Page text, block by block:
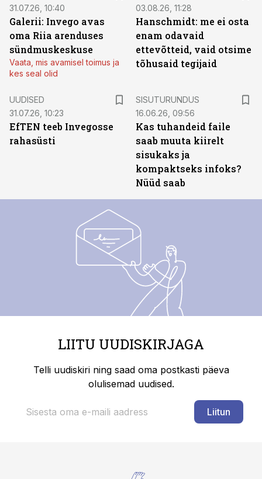
31.07.26, 10:40
Galerii: Invego avas
oma Riia arenduses
sündmuskeskuse
Vaata, mis avamisel toimus ja
kes seal olid
03.08.26, 11:28
Hanschmidt: me ei osta
enam odavaid
ettevõtteid, vaid otsime
tõhusaid tegijaid
UUDISED
31.07.26, 10:23
EfTEN teeb Invegosse
rahasüsti
SISUTURUNDUS
16.06.26, 09:56
Kas tuhandeid faile
saab muuta kiirelt
sisukaks ja
kompaktseks infoks?
Nüüd saab
LIITU UUDISKIRJAGA
Telli uudiskiri ning saad oma postkasti päeva
olulisemad uudised.
Liitun